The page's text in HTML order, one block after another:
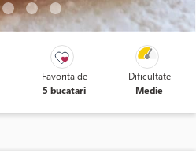
Favorita de
5 bucatari
Dificultate
Medie